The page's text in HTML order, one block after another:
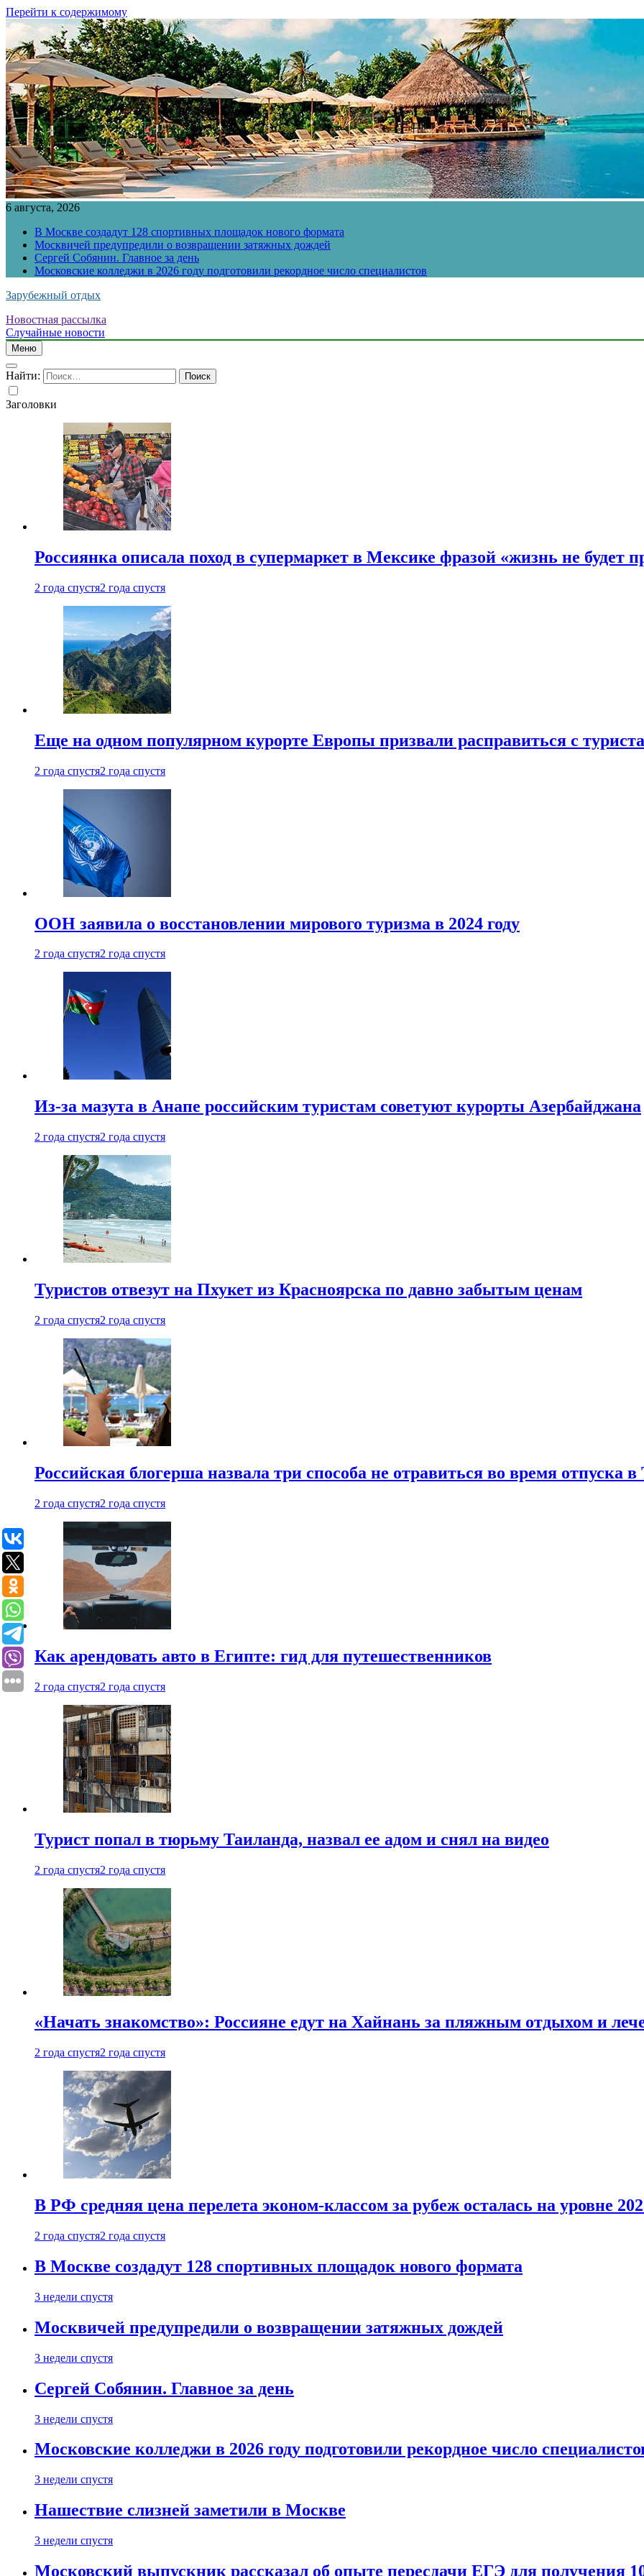
Перейти к содержимому
6 августа, 2026
В Москве создадут 128 спортивных площадок нового формата
Москвичей предупредили о возвращении затяжных дождей
Сергей Собянин. Главное за день
Московские колледжи в 2026 году подготовили рекордное число специалистов
Зарубежный отдых
Новостная рассылка
Случайные новости
Меню
Найти:
Заголовки
Россиянка описала поход в супермаркет в Мексике фразой «жизнь не будет
2 года спустя2 года спустя
Еще на одном популярном курорте Европы призвали расправиться с
2 года спустя2 года спустя
ООН заявила о восстановлении мирового туризма в 2024 году
2 года спустя2 года спустя
Из-за мазута в Анапе российским туристам советуют курорты Азербайджана
2 года спустя2 года спустя
Туристов отвезут на Пхукет из Красноярска по давно забытым ценам
2 года спустя2 года спустя
Российская блогерша назвала три способа не отравиться во время отпуска в
2 года спустя2 года спустя
Как арендовать авто в Египте: гид для путешественников
2 года спустя2 года спустя
Турист попал в тюрьму Таиланда, назвал ее адом и снял на видео
2 года спустя2 года спустя
«Начать знакомство»: Россияне едут на Хайнань за пляжным отдыхом и
2 года спустя2 года спустя
В РФ средняя цена перелета эконом-классом за рубеж осталась на уровне
2 года спустя2 года спустя
В Москве создадут 128 спортивных площадок нового формата
3 недели спустя
Москвичей предупредили о возвращении затяжных дождей
3 недели спустя
Сергей Собянин. Главное за день
3 недели спустя
Московские колледжи в 2026 году подготовили рекордное число
3 недели спустя
Нашествие слизней заметили в Москве
3 недели спустя
Московский выпускник рассказал об опыте пересдачи ЕГЭ для получения